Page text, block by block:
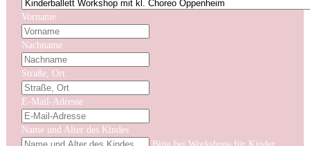
Vorname
Nachname
Straße, Ort
E-Mail-Adresse
Name und Alter des Kindes